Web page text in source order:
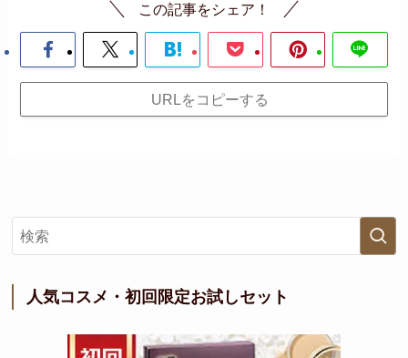
この記事をシェア！
URLをコピーする
人気コスメ・初回限定お試しセット